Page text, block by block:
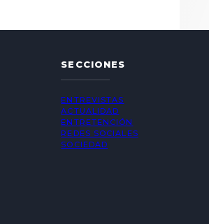
SECCIONES
ENTREVISTAS
ACTUALIDAD
ENTRETENCIÓN
REDES SOCIALES
SOCIEDAD